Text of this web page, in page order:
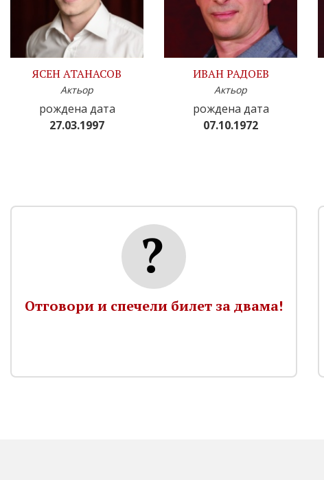
ЯСЕН АТАНАСОВ
Актьор
рождена дата
27.03.1997
ИВАН РАДОЕВ
Актьор
рождена дата
07.10.1972
Отговори и спечели билет за двама!